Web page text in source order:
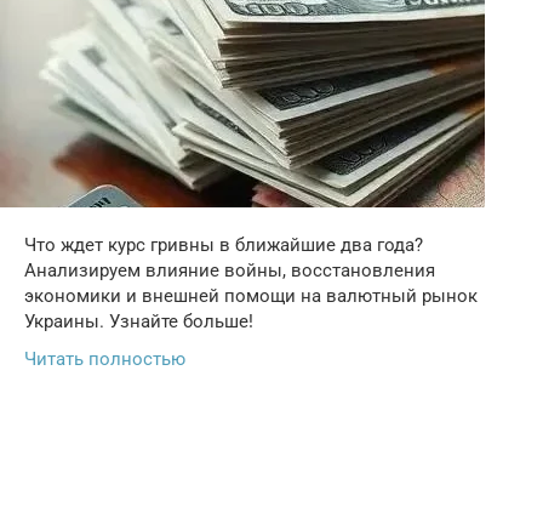
Что ждет курс гривны в ближайшие два года?
Анализируем влияние войны, восстановления
экономики и внешней помощи на валютный рынок
Украины. Узнайте больше!
Читать полностью